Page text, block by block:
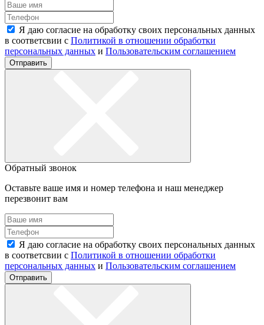
Я даю согласие на обработку своих персональных данных
в соответсвии с Политикой в отношении обработки
персональных данных и Пользовательским соглашением
Отправить
Обратный звонок
Оставьте ваше имя и номер телефона и наш менеджер
перезвонит вам
Я даю согласие на обработку своих персональных данных
в соответсвии с Политикой в отношении обработки
персональных данных и Пользовательским соглашением
Отправить